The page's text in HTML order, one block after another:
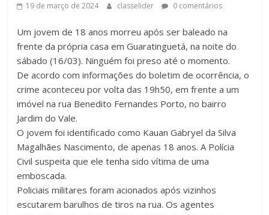
19 de março de 2024 classelider 0 comentários
Um jovem de 18 anos morreu após ser baleado na
frente da própria casa em Guaratinguetá, na noite do
sábado (16/03). Ninguém foi preso até o momento.
De acordo com informações do boletim de ocorrência, o
crime aconteceu por volta das 19h50, em frente a um
imóvel na rua Benedito Fernandes Porto, no bairro
Jardim do Vale.
O jovem foi identificado como Kauan Gabryel da Silva
Magalhães Nascimento, de apenas 18 anos. A Polícia
Civil suspeita que ele tenha sido vítima de uma
emboscada.
Policiais militares foram acionados após vizinhos
escutarem barulhos de tiros na rua. Os agentes